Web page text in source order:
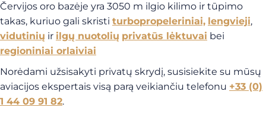
Červijos oro bazėje yra 3050 m ilgio kilimo ir tūpimo
takas, kuriuo gali skristi turbopropeleriniai, lengvieji,
vidutinių ir ilgų nuotolių privatūs lėktuvai bei
regioniniai orlaiviai
Norėdami užsisakyti privatų skrydį, susisiekite su mūsų
aviacijos ekspertais visą parą veikiančiu telefonu +33 (0)
1 44 09 91 82.